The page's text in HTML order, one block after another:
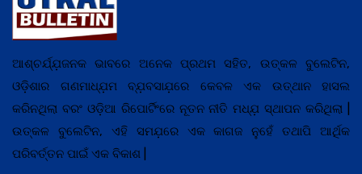
ଆଶ୍ଚର୍ଯ୍ଯ଼ଜନକ ଭାବରେ ଅନେକ ପ୍ରଥମ ସହିତ, ଉତ୍କଳ ବୁଲେଟିନ,
ଓଡ଼ିଶାର ଗଣମାଧ୍ଯ଼ମ ବ୍ଯ଼ବସାଯ଼ରେ କେବଳ ଏକ ଉତ୍ଥାନ ହାସଲ
କରିନଥିଲା ବରଂ ଓଡ଼ିଆ ରିପୋର୍ଟିଂରେ ନୂତନ ନୀତି ମଧ୍ଯ଼ ସ୍ଥାପନ କରିଥିଲା |
ଉତ୍କଳ ବୁଲେଟିନ, ଏହି ସମଯ଼ରେ ଏକ କାଗଜ ନୁହେଁ ତଥାପି ଆର୍ଥିକ
ପରିବର୍ତ୍ତନ ପାଇଁ ଏକ ବିକାଶ |